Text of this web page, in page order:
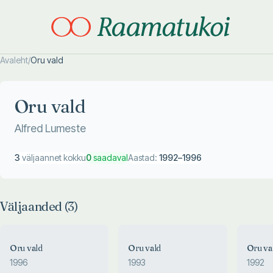
Avaleht/Oru vald
Oru vald
Alfred Lumeste
3 väljaannet kokku0saadavalAastad: 1992–1996
Väljaanded (3)
Oru vald
1996
Oru vald
1993
Oru
1992